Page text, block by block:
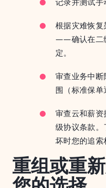
根据灾难恢
——确认在二
定。
审查业务中
围（标准保单
审查云和薪
级协议条款
坏时您的追索
重组或重